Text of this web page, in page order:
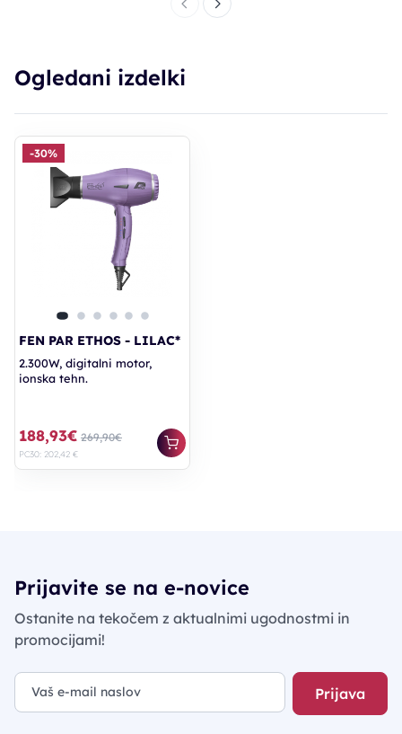
Ogledani izdelki
-30%
FEN PAR ETHOS - LILAC*
2.300W, digitalni motor,
ionska tehn.
188,93€ 269,90€
PC30: 202,42 €
Prijavite se na e-novice
Ostanite na tekočem z aktualnimi ugodnostmi in
promocijami!
Prijava